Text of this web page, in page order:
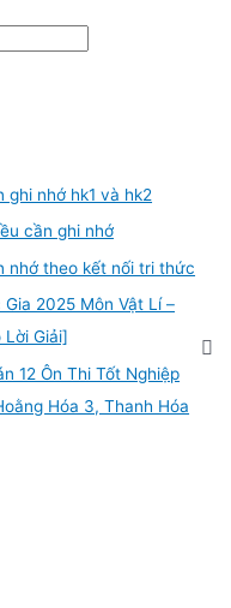
nhớ hk1 và hk2
cần ghi nhớ
nhớ theo kết nối tri thức
2025 Môn Vật Lí –
Lời Giải]
12 Ôn Thi Tốt Nghiệp
Hóa 3, Thanh Hóa